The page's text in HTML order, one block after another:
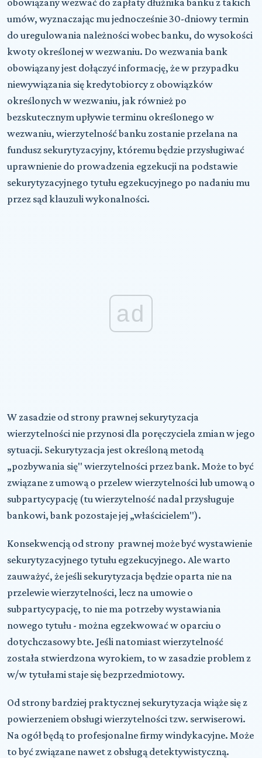
umów, wyznaczając mu jednocześnie 30-dniowy termin
do uregulowania należności wobec banku, do wysokości
kwoty określonej w wezwaniu. Do wezwania bank
obowiązany jest dołączyć informację, że w przypadku
niewywiązania się kredytobiorcy z obowiązków
określonych w wezwaniu, jak również po
bezskutecznym upływie terminu określonego w
wezwaniu, wierzytelność banku zostanie przelana na
fundusz sekurytyzacyjny, któremu będzie przysługiwać
uprawnienie do prowadzenia egzekucji na podstawie
sekurytyzacyjnego tytułu egzekucyjnego po nadaniu mu
przez sąd klauzuli wykonalności.
ad
W zasadzie od strony prawnej sekurytyzacja
wierzytelności nie przynosi dla poręczyciela zmian w jego
sytuacji. Sekurytyzacja jest określoną metodą
„pozbywania się" wierzytelności przez bank. Może to być
związane z umową o przelew wierzytelności lub umową o
subpartycypację (tu wierzytelność nadal przysługuje
bankowi, bank pozostaje jej „właścicielem").
Konsekwencją od strony prawnej może być wystawienie
sekurytyzacyjnego tytułu egzekucyjnego. Ale warto
zauważyć, że jeśli sekurytyzacja będzie oparta nie na
przelewie wierzytelności, lecz na umowie o
subpartycypację, to nie ma potrzeby wystawiania
nowego tytułu - można egzekwować w oparciu o
dotychczasowy bte. Jeśli natomiast wierzytelność
została stwierdzona wyrokiem, to w zasadzie problem z
w/w tytułami staje się bezprzedmiotowy.
Od strony bardziej praktycznej sekurytyzacja wiąże się z
powierzeniem obsługi wierzytelności tzw. serwiserowi.
Na ogół będą to profesjonalne firmy windykacyjne. Może
to być związane nawet z obsługą detektywistyczną.